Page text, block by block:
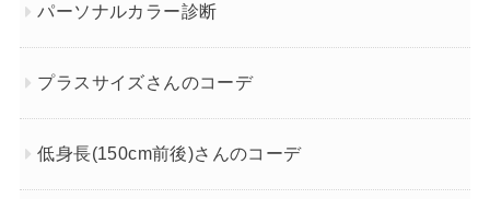
パーソナルカラー診断
プラスサイズさんのコーデ
低身長(150cm前後)さんのコーデ